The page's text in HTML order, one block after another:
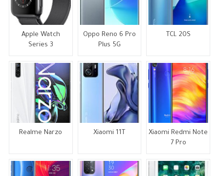
Apple Watch
Series 3
Oppo Reno 6 Pro
Plus 5G
TCL 20S
Realme Narzo Xiaomi 11T
Xiaomi Redmi Note
7 Pro